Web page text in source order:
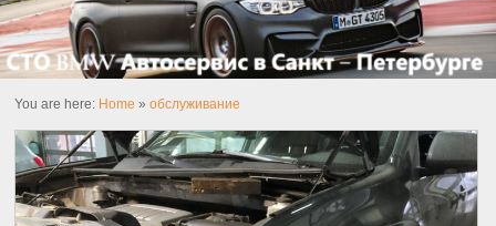
You are here: Home »обслуживание